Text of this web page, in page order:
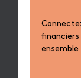
ensemble